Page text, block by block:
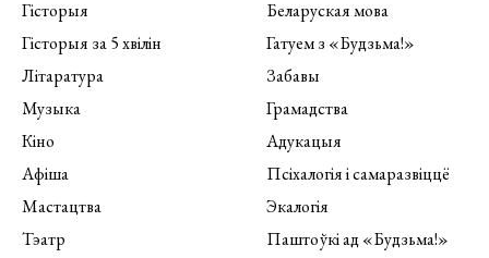
Гісторыя
Гісторыя за 5 хвілін
Літаратура
Музыка
Кіно
Афіша
Мастацтва
Тэатр
Беларуская мова
Гатуем з «Будзьма!»
Забавы
Грамадства
Адукацыя
Псіхалогія і самаразвіццё
Экалогія
Паштоўкі ад «Будзьма!»